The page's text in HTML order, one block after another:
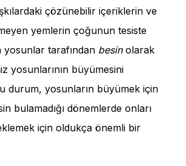
çözünebilir içeriklerin ve
yemlerin çoğunun tesiste
yosunlar tarafından besinolarak
yosunlarının büyümesini
durum, yosunların büyümek için
bulamadığı dönemlerde onları
için oldukça önemli bir